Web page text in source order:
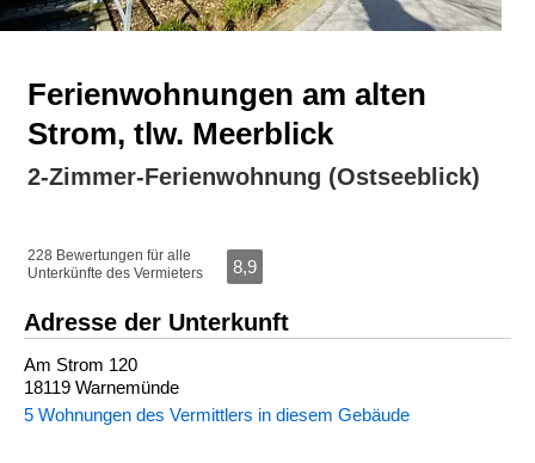
Ferienwohnungen am alten
Strom, tlw. Meerblick
2-Zimmer-Ferienwohnung (Ostseeblick)
228 Bewertungen für alle
Unterkünfte des Vermieters
8,9
Adresse der Unterkunft
Am Strom 120
18119 Warnemünde
5 Wohnungen des Vermittlers in diesem Gebäude